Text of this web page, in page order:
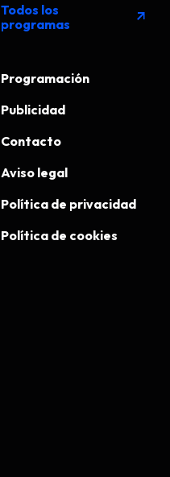
Todos los
programas
arrow_outward
Programación
Publicidad
Contacto
Aviso legal
Política de privacidad
Política de cookies